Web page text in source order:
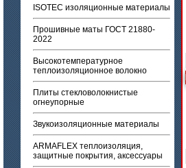
ISOTEC изоляционные материалы
Прошивные маты ГОСТ 21880-
2022
Высокотемпературное
теплоизоляционное волокно
Плиты стекловолокнистые
огнеупорные
Звукоизоляционные материалы
ARMAFLEX теплоизоляция,
защитные покрытия, аксессуары